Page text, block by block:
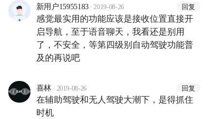
新用户15955183 · 2019-08-26 回复
感觉最实用的功能应该是接收位置直接开
启导航，至于语音聊天，我看还是别用
了，不安全，等第四级别自动驾驶功能普
及的再说吧
喜林 · 2019-08-26 回复
在辅助驾驶和无人驾驶大潮下，是得抓住
时机